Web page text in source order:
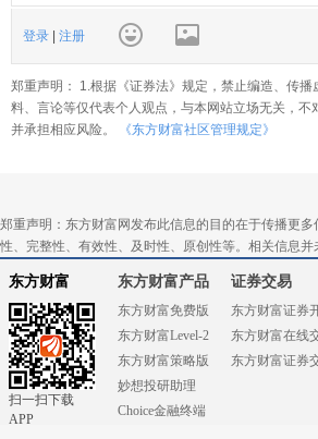
登录 注册
郑重声明： 1.根据《证券法》规定，禁止编造、传
料、言论等仅代表个人观点，与本网站立场无关，
并承担相应风险。
《东方财富社区管理规定》
郑重声明：东方财富网发布此信息的目的在于传播更
性、完整性、有效性、及时性、原创性等。相关信息
东方财富
扫一扫下载
APP
东方财富产品
东方财富免费版
东方财富Level-2
东方财富策略版
妙想投研助理
Choice金融终端
证券交易
东方财富证券
东方财富在线
东方财富证券